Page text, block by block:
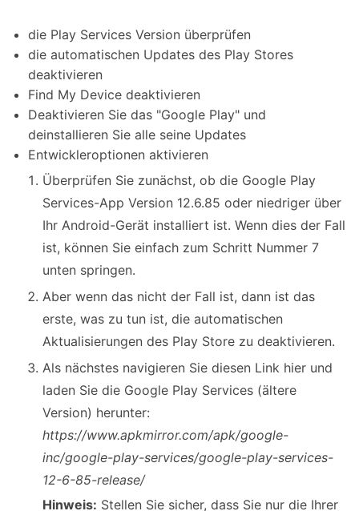
die Play Services Version überprüfen
die automatischen Updates des Play Stores
deaktivieren
Find My Device deaktivieren
Deaktivieren Sie das "Google Play" und
deinstallieren Sie alle seine Updates
Entwickleroptionen aktivieren
Überprüfen Sie zunächst, ob die Google Play
Services-App Version 12.6.85 oder niedriger über
Ihr Android-Gerät installiert ist. Wenn dies der Fall
ist, können Sie einfach zum Schritt Nummer 7
unten springen.
Aber wenn das nicht der Fall ist, dann ist das
erste, was zu tun ist, die automatischen
Aktualisierungen des Play Store zu deaktivieren.
Als nächstes navigieren Sie diesen Link hier und
laden Sie die Google Play Services (ältere
Version) herunter:
https://www.apkmirror.com/apk/google-
inc/google-play-services/google-play-services-
12-6-85-release/
Hinweis: Stellen Sie sicher, dass Sie nur die Ihrer